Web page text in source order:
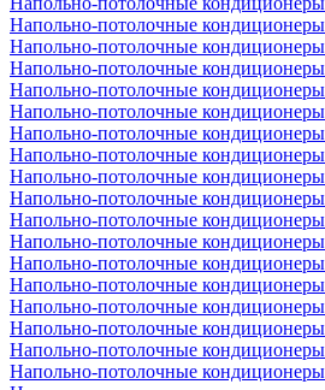
Напольно-потолочные
Напольно-потолочные
Напольно-потолочные
Напольно-потолочные кондиционеры
Напольно-потолочные
Напольно-потолочные кондиционеры
Напольно-потолочные
Напольно-потолочные
Напольно-потолочные
Напольно-потолочные
Напольно-потолочные кондиционеры
Напольно-потолочные
Напольно-потолочные
Напольно-потолочные
Напольно-потолочные
Напольно-потолочные
Напольно-потолочные